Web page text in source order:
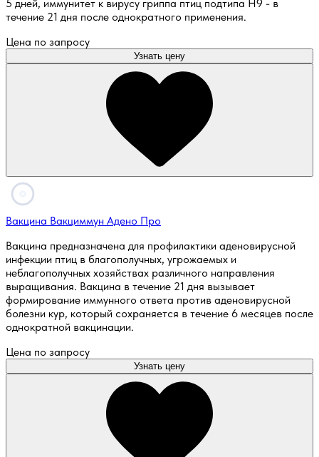
5 дней, иммунитет к вирусу гриппа птиц подтипа H9 - в
течение 21 дня после однократного применения.
Цена по запросу
Узнать цену
Вакцина Вакциммун Адено Про
Вакцина предназначена для профилактики аденовирусной
инфекции птиц в благополучных, угрожаемых и
неблагополучных хозяйствах различного направления
выращивания. Вакцина в течение 21 дня вызывает
формирование иммунного ответа против аденовирусной
болезни кур, который сохраняется в течение 6 месяцев после
однократной вакцинации.
Цена по запросу
Узнать цену